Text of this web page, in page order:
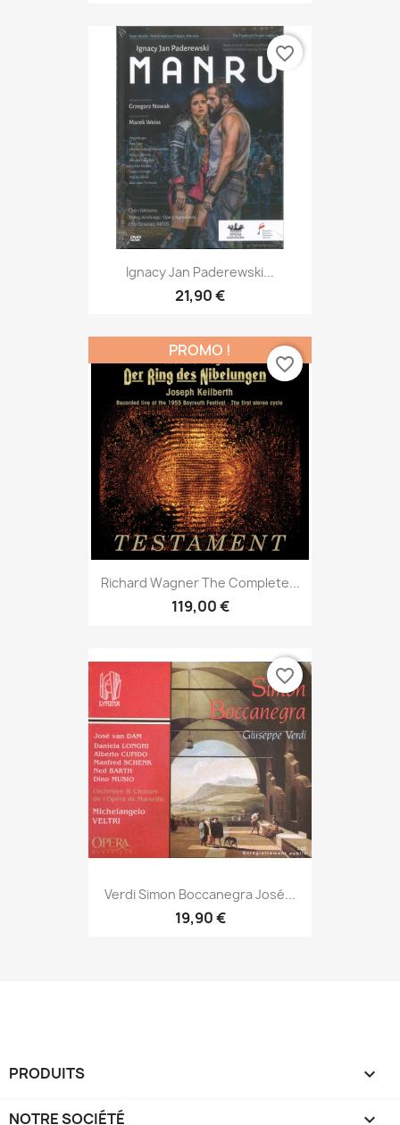
Ignacy Jan Paderewski...
21,90 €
favorite_border
Richard Wagner The Complete...
119,00 €
PROMO !
favorite_border
Verdi Simon Boccanegra José...
19,90 €
favorite_border
PRODUITS 
NOTRE SOCIÉTÉ 